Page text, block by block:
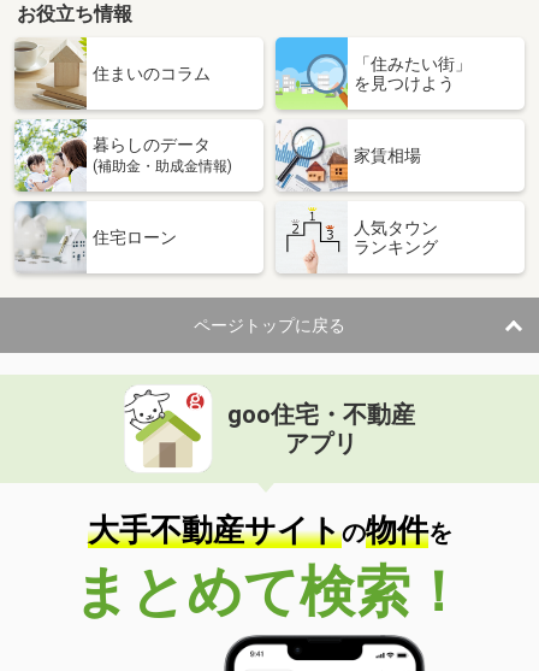
お役立ち情報
住まいのコラム
「住みたい街」
を見つけよう
暮らしのデータ
(補助金・助成金情報)
家賃相場
住宅ローン
人気タウン
ランキング
ページトップに戻る
goo住宅・不動産
アプリ
大手不動産サイトの物件を
まとめて検索！